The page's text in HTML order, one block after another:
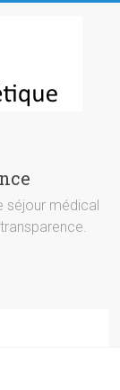
séjour médical